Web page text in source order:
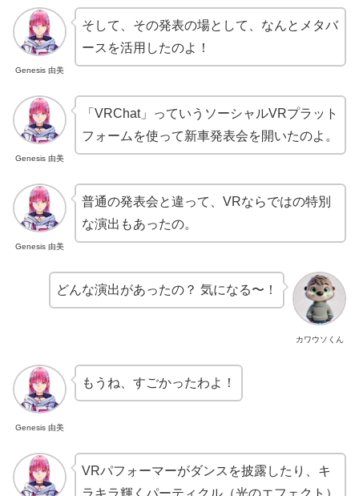
Genesis 由美
そして、その発表の場として、なんとメタバ
ースを活用したのよ！
Genesis 由美
「VRChat」っていうソーシャルVRプラット
フォームを使って新車発表会を開いたのよ。
Genesis 由美
普通の発表会と違って、VRならではの特別
な演出もあったの。
カワウソくん
どんな演出があったの？ 気になる〜！
Genesis 由美
もうね、すごかったわよ！
VRパフォーマーがダンスを披露したり、キ
ラキラ輝くパーティクル（光のエフェクト）